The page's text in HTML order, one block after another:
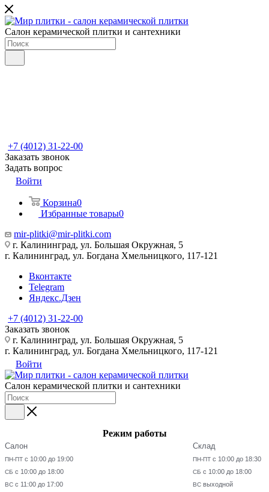
Салон керамической плитки и сантехники
+7 (4012) 31-22-00
Заказать звонок
Задать вопрос
Войти
Корзина0
Избранные товары0
mir-plitki@mir-plitki.com
г. Калининград, ул. Большая Окружная, 5
г. Калининград, ул. Богдана Хмельницкого, 117-121
Вконтакте
Telegram
Яндекс.Дзен
+7 (4012) 31-22-00
Заказать звонок
г. Калининград, ул. Большая Окружная, 5
г. Калининград, ул. Богдана Хмельницкого, 117-121
Войти
Салон керамической плитки и сантехники
Режим работы
Салон
ПН-ПТ с 10:00 до 19:00
СБ с 10:00 до 18:00
ВС с 11:00 до 17:00
Склад
ПН-ПТ с 10:00 до 18:30
СБ с 10:00 до 18:00
ВС выходной